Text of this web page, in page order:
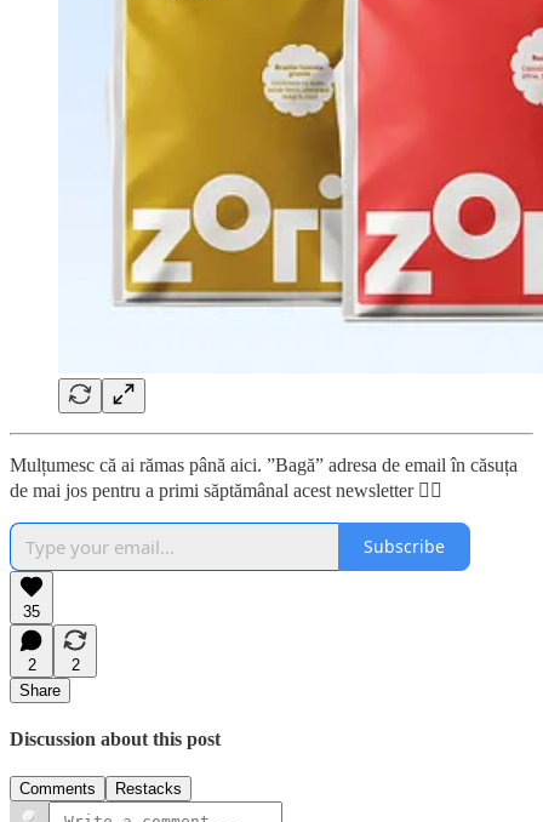
Mulțumesc că ai rămas până aici. ”Bagă” adresa de email în căsuța
de mai jos pentru a primi săptămânal acest newsletter 👇🏼
Subscribe
35
2
2
Share
Discussion about this post
Comments Restacks